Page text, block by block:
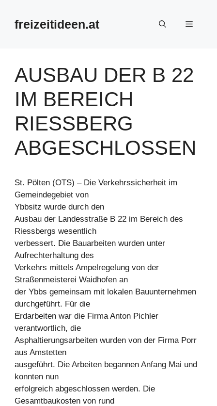
Inhalt
springenfreizeitideen.at Menü
AUSBAU DER B 22
IM BEREICH
RIESSBERG
ABGESCHLOSSEN
St. Pölten (OTS) – Die Verkehrssicherheit im
Gemeindegebiet von
Ybbsitz wurde durch den
Ausbau der Landesstraße B 22 im Bereich des
Riessbergs wesentlich
verbessert. Die Bauarbeiten wurden unter
Aufrechterhaltung des
Verkehrs mittels Ampelregelung von der
Straßenmeisterei Waidhofen an
der Ybbs gemeinsam mit lokalen Bauunternehmen
durchgeführt. Für die
Erdarbeiten war die Firma Anton Pichler
verantwortlich, die
Asphaltierungsarbeiten wurden von der Firma Porr
aus Amstetten
ausgeführt. Die Arbeiten begannen Anfang Mai und
konnten nun
erfolgreich abgeschlossen werden. Die
Gesamtbaukosten von rund